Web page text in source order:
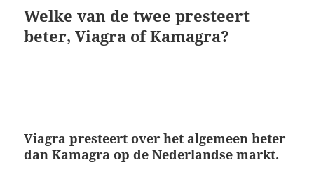
Welke van de twee presteert
beter, Viagra of Kamagra?
Viagra presteert over het algemeen beter
dan Kamagra op de Nederlandse markt.